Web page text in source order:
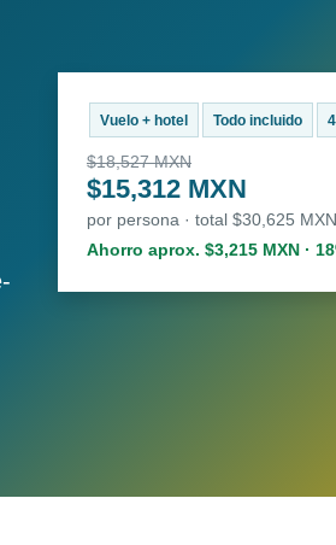
Vuelo + hotel Todo incluido
$18,527 MXN
$15,312 MXN
por persona · total $30,625 MXN
Ahorro aprox. $3,215 MXN ·